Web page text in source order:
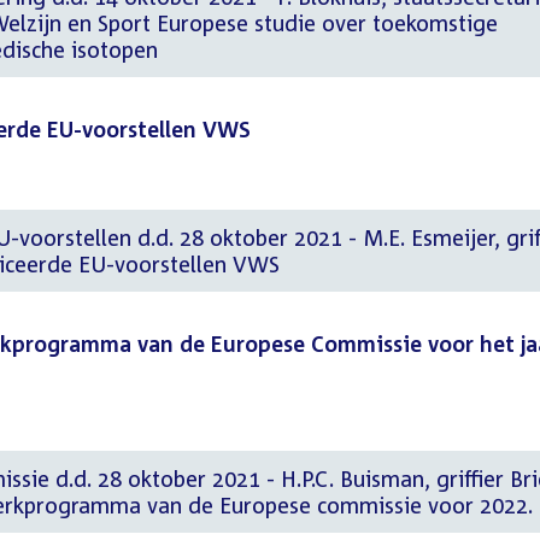
en Sport Europese studie over toekomstige
isotopen
EU-voorstellen VWS
voorstellen d.d. 28 oktober 2021 - M.E. Esmeijer,
EU-voorstellen VWS
van de Europese Commissie voor het
d.d. 28 oktober 2021 - H.P.C. Buisman, griffier
van de Europese commissie voor 2022.